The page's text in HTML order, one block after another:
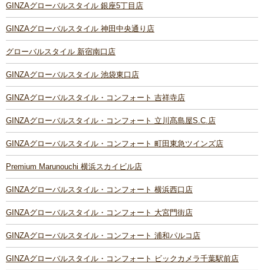
GINZAグローバルスタイル 銀座5丁目店
GINZAグローバルスタイル 神田中央通り店
グローバルスタイル 新宿南口店
GINZAグローバルスタイル 池袋東口店
GINZAグローバルスタイル・コンフォート 吉祥寺店
GINZAグローバルスタイル・コンフォート 立川髙島屋S.C.店
GINZAグローバルスタイル・コンフォート 町田東急ツインズ店
Premium Marunouchi 横浜スカイビル店
GINZAグローバルスタイル・コンフォート 横浜西口店
GINZAグローバルスタイル・コンフォート 大宮門街店
GINZAグローバルスタイル・コンフォート 浦和パルコ店
GINZAグローバルスタイル・コンフォート ビックカメラ千葉駅前店